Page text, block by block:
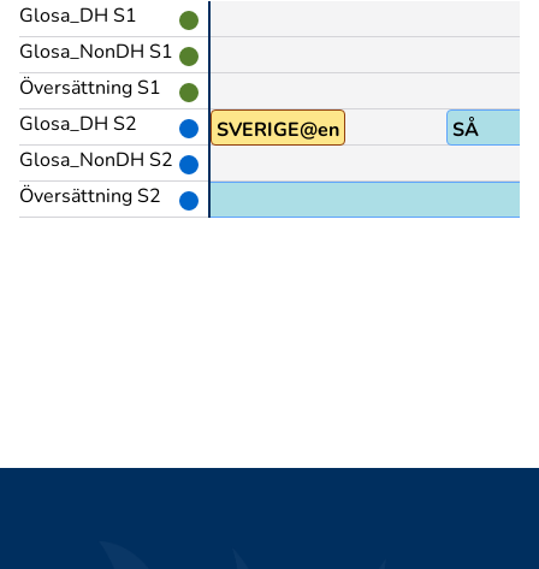
Glosa_DH S1
Glosa_NonDH S1
Översättning S1
Glosa_DH S2
Glosa_NonDH S2
Översättning S2
SVERIGE@en SÅ